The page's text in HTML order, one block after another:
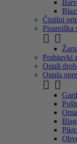
Čistilni
Pisarniška
 
Podstavki
Ostali
Ostala
 